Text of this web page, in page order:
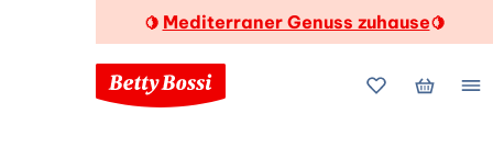
🍋 Mediterraner Genuss zuhause🍋
MeineMein